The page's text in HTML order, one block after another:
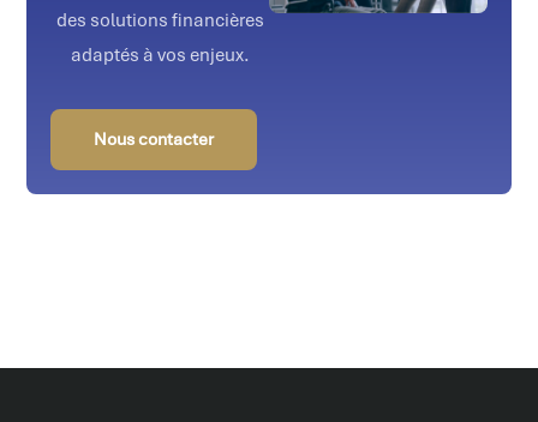
des solutions financières
adaptés à vos enjeux.
Nous contacter